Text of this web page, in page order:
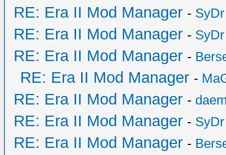
RE: Era II Mod Manager - SyDr
RE: Era II Mod Manager - SyDr
RE: Era II Mod Manager -
RE: Era II Mod Manager -
RE: Era II Mod Manager -
RE: Era II Mod Manager - SyDr
RE: Era II Mod Manager -